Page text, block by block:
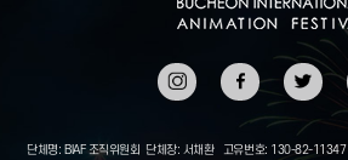
인스타
그램
페이스
북
트위터
단체명: BIAF 조직위원회 단체장: 서채환 고유번호: 130-82-11347